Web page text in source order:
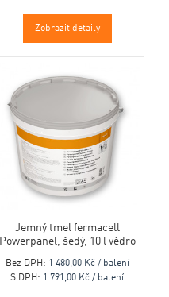
Zobrazit detaily
Jemný tmel fermacell
Powerpanel, šedý, 10 l vědro
Bez DPH: 1 480,00 Kč / balení
S DPH: 1 791,00 Kč / balení